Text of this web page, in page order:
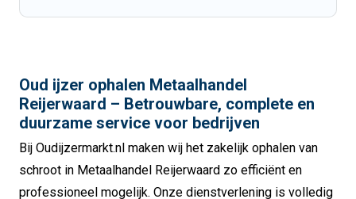
Oud ijzer ophalen Metaalhandel
Reijerwaard – Betrouwbare, complete en
duurzame service voor bedrijven
Bij Oudijzermarkt.nl maken wij het zakelijk ophalen van
schroot in Metaalhandel Reijerwaard zo efficiënt en
professioneel mogelijk. Onze dienstverlening is volledig